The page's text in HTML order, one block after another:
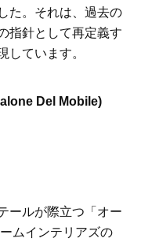
た。それは、過去の
指針として再定義す
しています。
Del Mobile)
ールが際立つ「オー
ムインテリアズの